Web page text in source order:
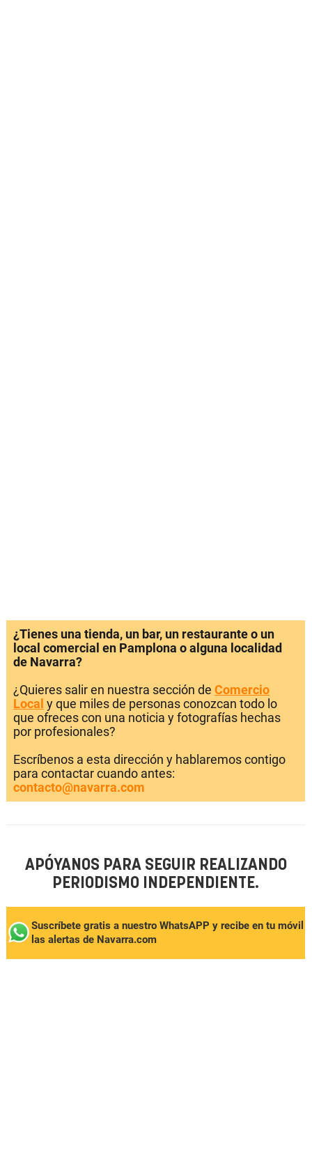
¿Tienes una tienda, un bar, un restaurante o un
local comercial en Pamplona o alguna localidad
de Navarra?
¿Quieres salir en nuestra sección de Comercio
Local y que miles de personas conozcan todo lo
que ofreces con una noticia y fotografías hechas
por profesionales?
Escríbenos a esta dirección y hablaremos contigo
para contactar cuando antes:
contacto@navarra.com
APÓYANOS PARA SEGUIR REALIZANDO
PERIODISMO INDEPENDIENTE.
Suscríbete gratis a nuestro WhatsAPP y recibe en tu móvil
las alertas de Navarra.com